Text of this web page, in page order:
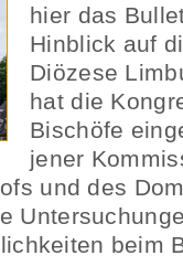
hier das
Hinblick auf
Diözese
hat die
Bischöfe
jener
und des
beim